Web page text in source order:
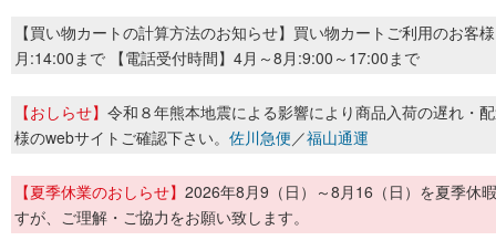
【買い物カートの計算方法のお知らせ】買い物カートご利用のお客
月:14:00まで 【電話受付時間】4月～8月:9:00～17:00まで
【おしらせ】 令和８年熊本地震による影響により商品入荷の遅れ・
様のwebサイトご確認下さい。 佐川急便／福山通運
【夏季休業のおしらせ】 2026年8月9（日）～8月16（日）を夏季休
すが、ご理解・ご協力をお願い致します。